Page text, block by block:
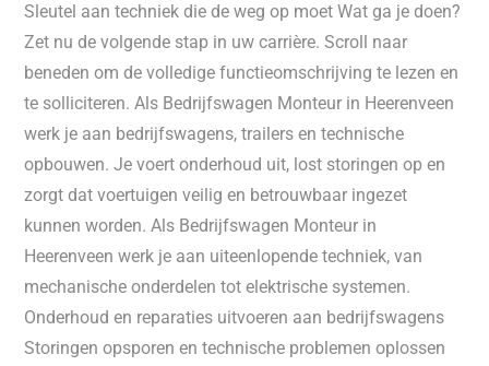
Sleutel aan techniek die de weg op moet Wat ga je doen?
Zet nu de volgende stap in uw carrière. Scroll naar
beneden om de volledige functieomschrijving te lezen en
te solliciteren. Als Bedrijfswagen Monteur in Heerenveen
werk je aan bedrijfswagens, trailers en technische
opbouwen. Je voert onderhoud uit, lost storingen op en
zorgt dat voertuigen veilig en betrouwbaar ingezet
kunnen worden. Als Bedrijfswagen Monteur in
Heerenveen werk je aan uiteenlopende techniek, van
mechanische onderdelen tot elektrische systemen.
Onderhoud en reparaties uitvoeren aan bedrijfswagens
Storingen opsporen en technische problemen oplossen